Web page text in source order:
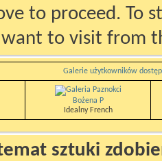
to proceed. To
to visit from
Galerie użytkowników
Bożena P
Idealny French
sztuki